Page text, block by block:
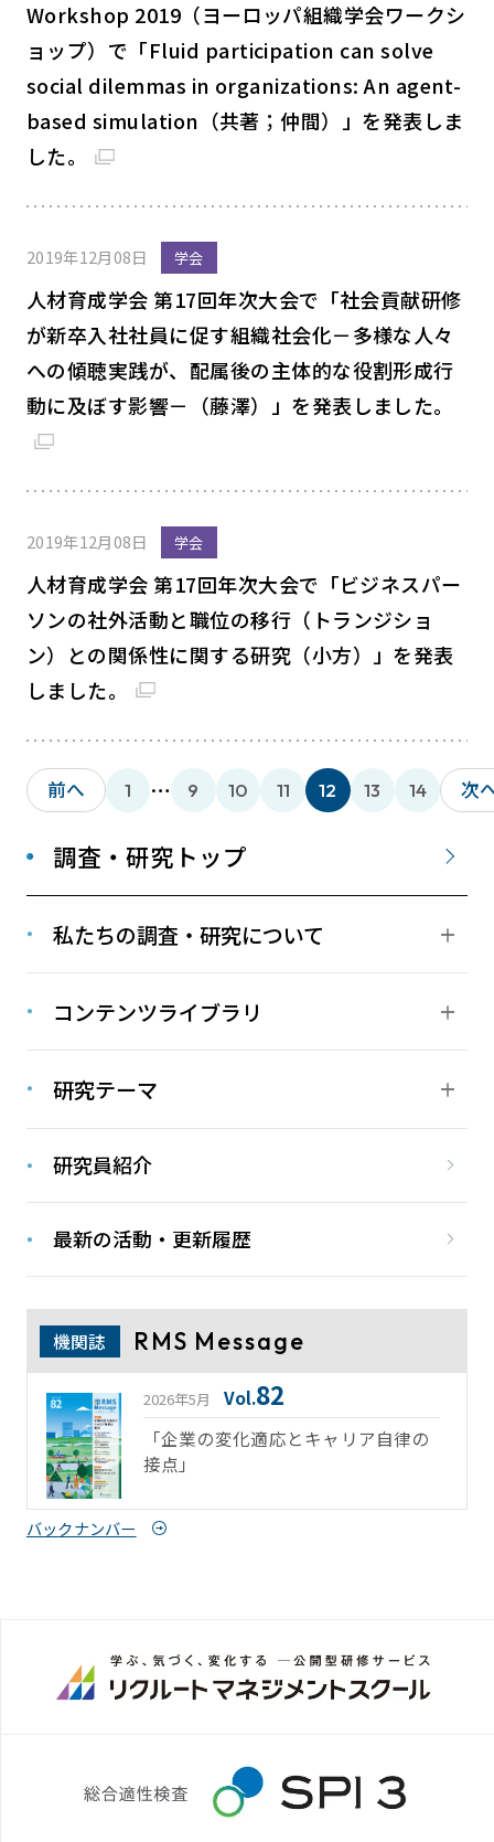
調査・研究トップ
私たちの調査・研究について
コンテンツライブラリ
研究テーマ
研究員紹介
最新の活動・更新履歴
機関誌 RMS Message
「企業の変化適応とキャリア自律の
接点」
2026年5月 Vol.82
バックナンバー
Workshop 2019（ヨーロッパ組織学会ワークシ
ョップ）で「Fluid participation can solve
social dilemmas in organizations: An agent-
based simulation（共著；仲間）」を発表しま
した。
2019年12月08日 学会
人材育成学会 第17回年次大会で「社会貢献研修
が新卒入社社員に促す組織社会化－多様な人々
への傾聴実践が、配属後の主体的な役割形成行
動に及ぼす影響－（藤澤）」を発表しました。
2019年12月08日 学会
人材育成学会 第17回年次大会で「ビジネスパー
ソンの社外活動と職位の移行（トランジショ
ン）との関係性に関する研究（小方）」を発表
しました。
前へ 1 … 9 10 11 12 13 14 次